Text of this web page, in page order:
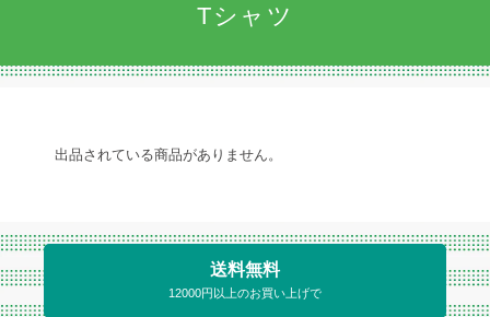
Tシャツ
出品されている商品がありません。
送料無料
12000円以上のお買い上げで